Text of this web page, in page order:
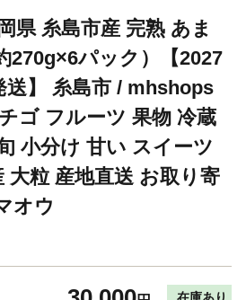
県 糸島市産 完熟 あま
270g×6パック）【2027
送】 糸島市 / mhshops
ゴ フルーツ 果物 冷蔵
小分け 甘い スイーツ
大粒 産地直送 お取り寄
オウ
在庫あり